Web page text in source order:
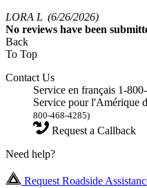
LORA L (6/26/2026)
No reviews have been
Back
To Top
Contact Us
Service en français 1-
Service pour
800-468-4285)
Request a Callback
Need help?
Request Roadside